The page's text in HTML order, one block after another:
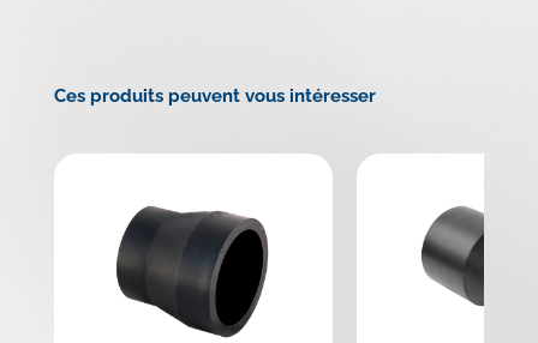
Ces produits peuvent vous intéresser